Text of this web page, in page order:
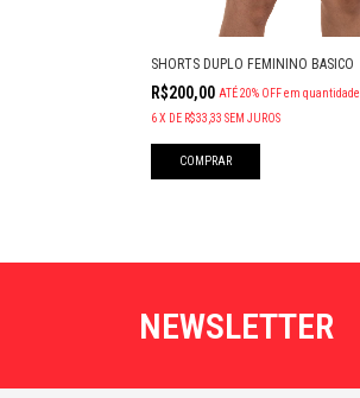
SHORTS DUPLO FEMININO BASICO
R$200,00 ATÉ 20% OFFem quantidade
6X DE R$33,33 SEM JUROS
COMPRAR
NEWSLETTER